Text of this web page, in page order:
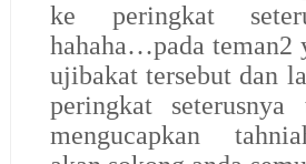
ke peringkat
hahaha…pada teman2
ujibakat tersebut dan
peringkat
mengucapkan